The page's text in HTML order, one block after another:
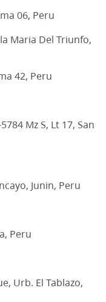
06, Peru
Maria Del Triunfo,
42, Peru
Mz S, Lt 17, San
Junin, Peru
Peru
Urb. El Tablazo,